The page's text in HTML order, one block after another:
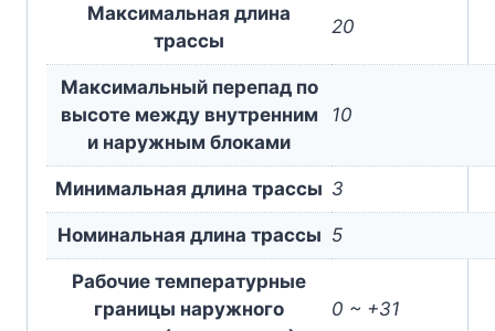
Максимальная длина
трассы
20
Максимальный перепад по
высоте между внутренним
и наружным блоками
10
Минимальная длина трассы 3
Номинальная длина трассы 5
Рабочие температурные
границы наружного
0 ~ +31